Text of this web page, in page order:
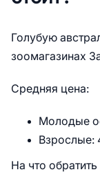
Голубую
зоомагазинах
Средняя цена:
Молодые
Взрослые:
На что